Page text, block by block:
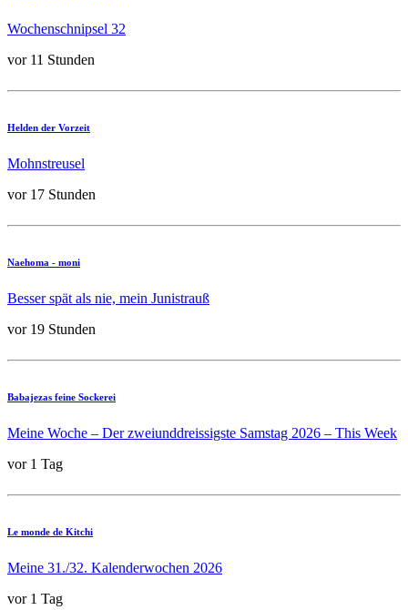
Wochenschnipsel 32
vor 11 Stunden
Helden der Vorzeit
Mohnstreusel
vor 17 Stunden
Naehoma - moni
Besser spät als nie, mein Junistrauß
vor 19 Stunden
Babajezas feine Sockerei
Meine Woche – Der zweiunddreissigste Samstag 2026 – This Week
vor 1 Tag
Le monde de Kitchi
Meine 31./32. Kalenderwochen 2026
vor 1 Tag